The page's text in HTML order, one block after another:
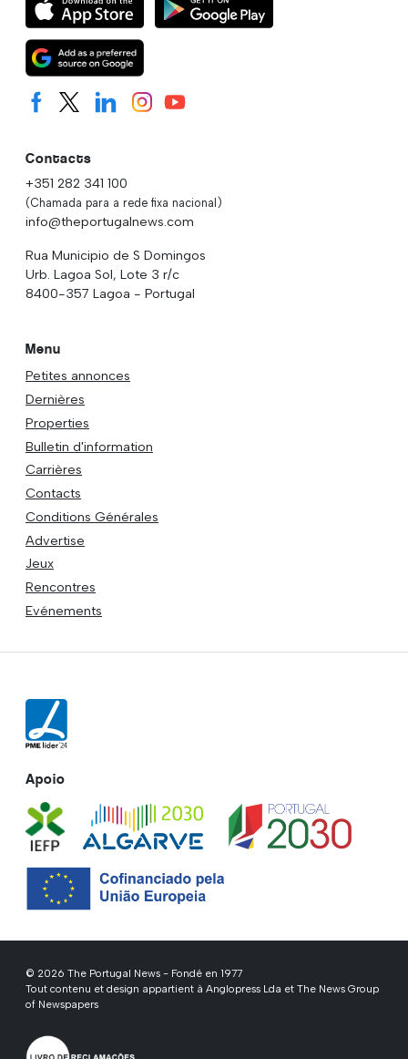
Contacts
+351 282 341 100
(Chamada para a rede fixa nacional)
info@theportugalnews.com
Rua Municipio de S Domingos
Urb. Lagoa Sol, Lote 3 r/c
8400-357 Lagoa - Portugal
Menu
Petites annonces
Dernières
Properties
Bulletin d'information
Carrières
Contacts
Conditions Générales
Advertise
Jeux
Rencontres
Evénements
Apoio
© 2026 The Portugal News - Fondé en 1977
Tout contenu et design appartient à Anglopress Lda et The News Group
of Newspapers